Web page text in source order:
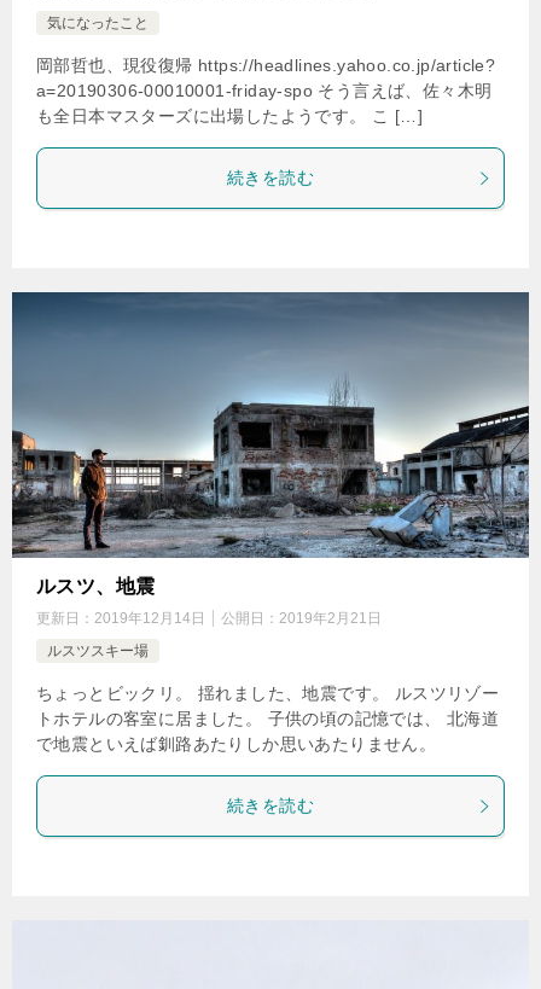
気になったこと
岡部哲也、現役復帰 https://headlines.yahoo.co.jp/article?
a=20190306-00010001-friday-spo そう言えば、佐々木明
も全日本マスターズに出場したようです。 こ […]
続きを読む
ルスツ、地震
更新日： 2019年12月14日 公開日： 2019年2月21日
ルスツスキー場
ちょっとビックリ。 揺れました、地震です。 ルスツリゾー
トホテルの客室に居ました。 子供の頃の記憶では、 北海道
で地震といえば釧路あたりしか思いあたりません。
続きを読む